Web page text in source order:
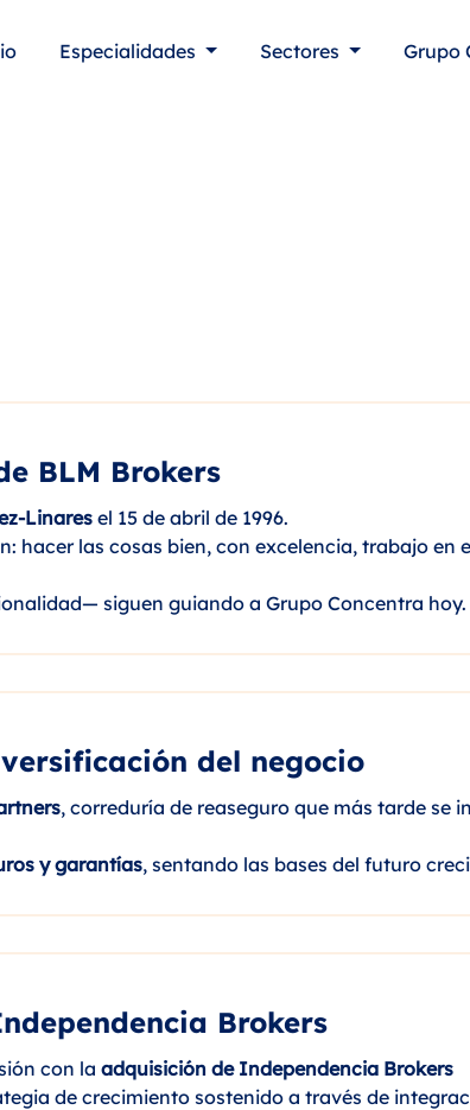
Especialidades Sectores Grupo
BLM Brokers
Linares el 15 de abril de 1996.
hacer las cosas bien, con excelencia, trabajo en
siguen guiando a Grupo Concentra hoy.
del negocio
, correduría de reaseguro que más tarde se
y garantías, sentando las bases del futuro
Brokers
con la adquisición de Independencia Brokers
de crecimiento sostenido a través de